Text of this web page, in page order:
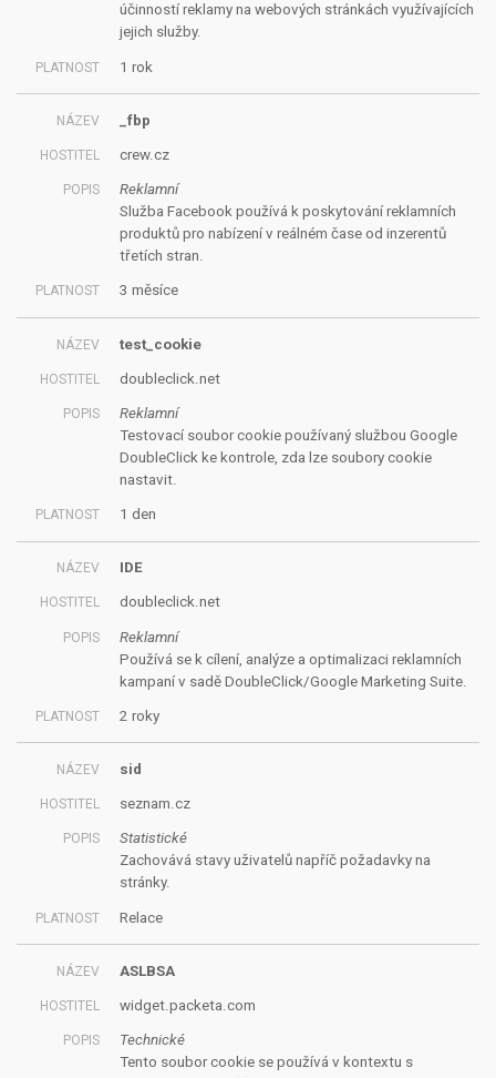
účinností reklamy na webových stránkách využívajících
jejich služby.
1 rok
_fbp
crew.cz
Reklamní
Služba Facebook používá k poskytování reklamních
produktů pro nabízení v reálném čase od inzerentů
třetích stran.
3 měsíce
test_cookie
doubleclick.net
Reklamní
Testovací soubor cookie používaný službou Google
DoubleClick ke kontrole, zda lze soubory cookie
nastavit.
1 den
IDE
doubleclick.net
Reklamní
Používá se k cílení, analýze a optimalizaci reklamních
kampaní v sadě DoubleClick/Google Marketing Suite.
2 roky
sid
seznam.cz
Statistické
Zachovává stavy uživatelů napříč požadavky na
stránky.
Relace
ASLBSA
widget.packeta.com
Technické
Tento soubor cookie se používá v kontextu s